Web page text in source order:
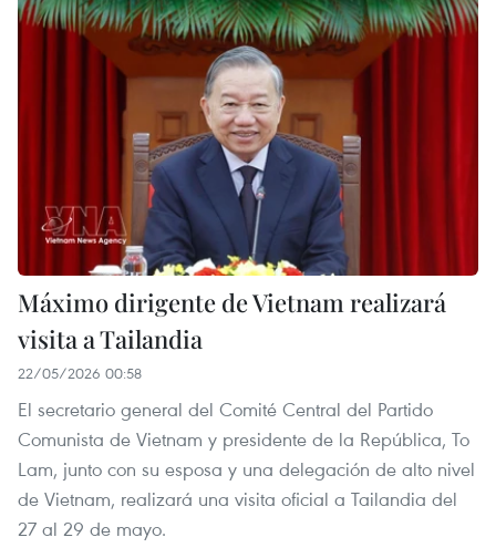
Máximo dirigente de Vietnam realizará
visita a Tailandia
22/05/2026 00:58
El secretario general del Comité Central del Partido
Comunista de Vietnam y presidente de la República, To
Lam, junto con su esposa y una delegación de alto nivel
de Vietnam, realizará una visita oficial a Tailandia del
27 al 29 de mayo.